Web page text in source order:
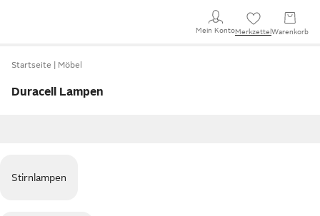
Mein KontoMerkzettel Warenkorb
Startseite Möbel
Duracell Lampen
Stirnlampen